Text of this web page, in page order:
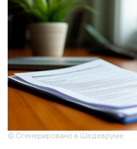
© Сгенерировано в Шедевруме